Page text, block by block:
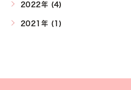
2022年 (4)
2021年 (1)